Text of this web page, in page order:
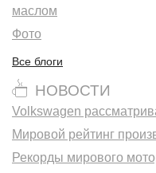
маслом
Фото
Все блоги
НОВОСТИ
Volkswagen
Мировой рейтинг
Рекорды мирового